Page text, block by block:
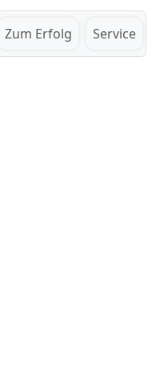
Zum Erfolg Service